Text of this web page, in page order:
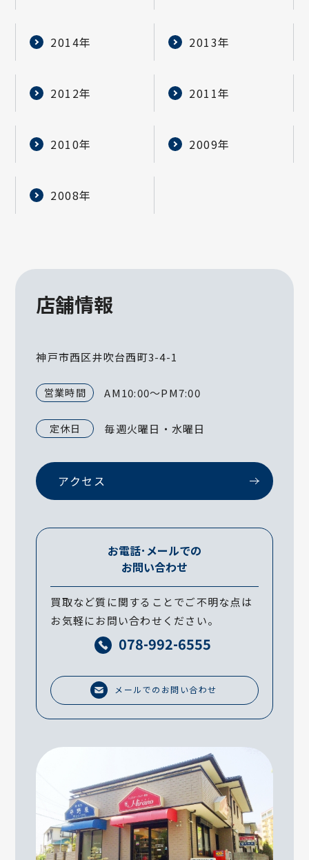
2014年 2013年
2012年 2011年
2010年 2009年
2008年
店舗情報
神戸市西区井吹台西町3-4-1
営業時間 AM10:00～PM7:00
定休日 毎週火曜日・水曜日
アクセス
お電話･メールでの
お問い合わせ
買取など質に関することでご不明な点は
お気軽にお問い合わせください。
078-992-6555
メールでのお問い合わせ